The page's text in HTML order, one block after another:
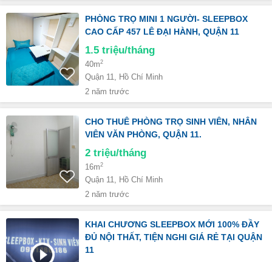
PHÒNG TRỌ MINI 1 NGƯỜI- SLEEPBOX
CAO CẤP 457 LÊ ĐẠI HÀNH, QUẬN 11
1.5 triệu/tháng
40m2
Quận 11, Hồ Chí Minh
2 năm trước
CHO THUÊ PHÒNG TRỌ SINH VIÊN, NHÂN
VIÊN VĂN PHÒNG, QUẬN 11.
2 triệu/tháng
16m2
Quận 11, Hồ Chí Minh
2 năm trước
KHAI CHƯƠNG SLEEPBOX MỚI 100% ĐẦY
ĐỦ NỘI THẤT, TIỆN NGHI GIÁ RẺ TẠI QUẬN
11